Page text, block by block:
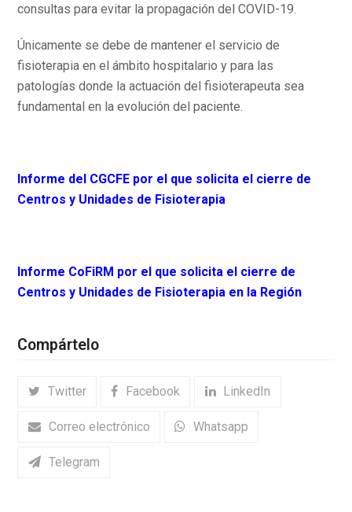
consultas para evitar la propagación del COVID-19.
Únicamente se debe de mantener el servicio de
fisioterapia en el ámbito hospitalario y para las
patologías donde la actuación del fisioterapeuta sea
fundamental en la evolución del paciente.
Informe del CGCFE por el que solicita el cierre de
Centros y Unidades de Fisioterapia
Informe CoFiRM por el que solicita el cierre de
Centros y Unidades de Fisioterapia en la Región
Compártelo
Twitter Facebook LinkedIn
Correo electrónico Whatsapp
Telegram